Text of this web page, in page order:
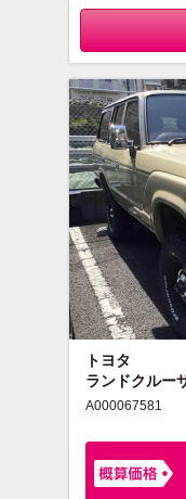
トヨタ
ランドクルー
A000067581